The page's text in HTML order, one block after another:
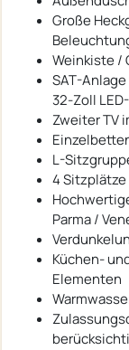
Große
Weinkiste /
SAT-
32-Zoll
Zweiter TV
L-
4
Parma /
Küchen-
Elementen